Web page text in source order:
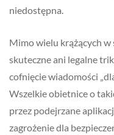
niedostępna.
Mimo wielu krążących
skuteczne ani legalne
cofnięcie wiadomości
Wszelkie obietnice o
przez podejrzane
zagrożenie dla